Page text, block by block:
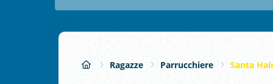
Ragazze Parrucchiere Santa